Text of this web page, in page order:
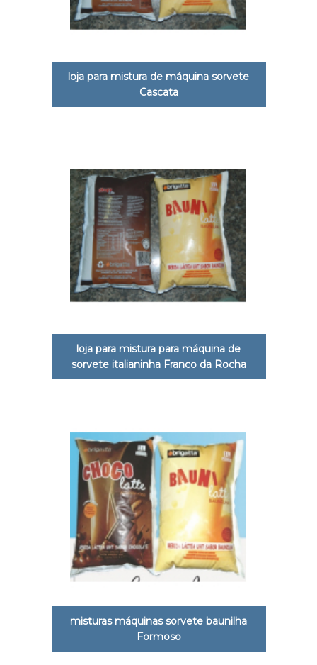
loja para mistura de máquina sorvete
Cascata
loja para mistura para máquina de
sorvete italianinha Franco da Rocha
misturas máquinas sorvete baunilha
Formoso